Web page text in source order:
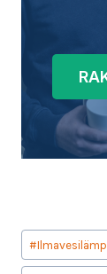
Avainsanat:
#